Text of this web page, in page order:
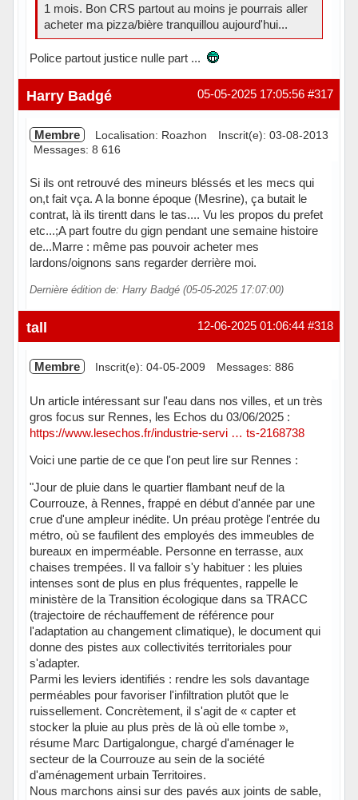
1 mois. Bon CRS partout au moins je pourrais aller
acheter ma pizza/bière tranquillou aujourd'hui...
Police partout justice nulle part ...
Hors ligne #317
05-05-2025 17:05:56
Harry Badgé
Membre Localisation: Roazhon
Inscrit(e): 03-08-2013
Messages: 8 616
Si ils ont retrouvé des mineurs bléssés et les mecs qui
on,t fait vça. A la bonne époque (Mesrine), ça butait le
contrat, là ils tirentt dans le tas.... Vu les propos du prefet
etc...;A part foutre du gign pendant une semaine histoire
de...Marre : même pas pouvoir acheter mes
lardons/oignons sans regarder derrière moi.
Dernière édition de: Harry Badgé (05-05-2025 17:07:00)
Hors ligne #318
12-06-2025 01:06:44
tall
Membre Inscrit(e): 04-05-2009 Messages: 886
Un article intéressant sur l'eau dans nos villes, et un très
gros focus sur Rennes, les Echos du 03/06/2025 :
https://www.lesechos.fr/industrie-servi … ts-2168738
Voici une partie de ce que l'on peut lire sur Rennes :
"Jour de pluie dans le quartier flambant neuf de la
Courrouze, à Rennes, frappé en début d'année par une
crue d'une ampleur inédite. Un préau protège l'entrée du
métro, où se faufilent des employés des immeubles de
bureaux en imperméable. Personne en terrasse, aux
chaises trempées. Il va falloir s'y habituer : les pluies
intenses sont de plus en plus fréquentes, rappelle le
ministère de la Transition écologique dans sa TRACC
(trajectoire de réchauffement de référence pour
l'adaptation au changement climatique), le document qui
donne des pistes aux collectivités territoriales pour
s'adapter.
Parmi les leviers identifiés : rendre les sols davantage
perméables pour favoriser l'infiltration plutôt que le
ruissellement. Concrètement, il s'agit de « capter et
stocker la pluie au plus près de là où elle tombe »,
résume Marc Dartigalongue, chargé d'aménager le
secteur de la Courrouze au sein de la société
d'aménagement urbain Territoires.
Nous marchons ainsi sur des pavés aux joints de sable,